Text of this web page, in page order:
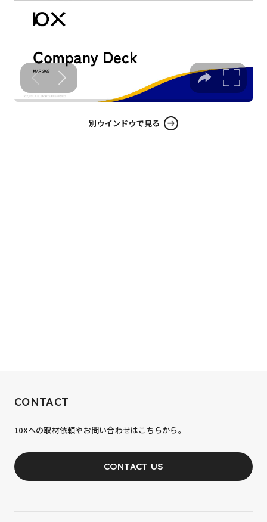
別ウインドウで見る
あなたの力が、必要です。
JOIN OUR TEAM
CONTACT
10Xへの取材依頼やお問い合わせはこちらから。
CONTACT US